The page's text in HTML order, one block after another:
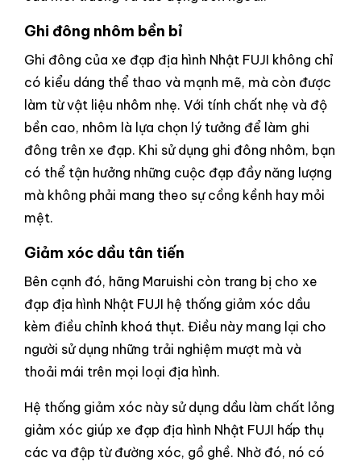
Ghi đông nhôm bền bỉ
Ghi đông của xe đạp địa hình Nhật FUJI không chỉ
có kiểu dáng thể thao và mạnh mẽ, mà còn được
làm từ vật liệu nhôm nhẹ. Với tính chất nhẹ và độ
bền cao, nhôm là lựa chọn lý tưởng để làm ghi
đông trên xe đạp. Khi sử dụng ghi đông nhôm, bạn
có thể tận hưởng những cuộc đạp đầy năng lượng
mà không phải mang theo sự cồng kềnh hay mỏi
mệt.
Giảm xóc dầu tân tiến
Bên cạnh đó, hãng Maruishi còn trang bị cho xe
đạp địa hình Nhật FUJI hệ thống giảm xóc dầu
kèm điều chỉnh khoá thụt. Điều này mang lại cho
người sử dụng những trải nghiệm mượt mà và
thoải mái trên mọi loại địa hình.
Hệ thống giảm xóc này sử dụng dầu làm chất lỏng
giảm xóc giúp xe đạp địa hình Nhật FUJI hấp thụ
các va đập từ đường xóc, gồ ghề. Nhờ đó, nó có